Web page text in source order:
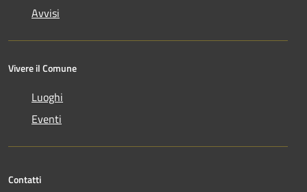
Avvisi
Vivere il Comune
Luoghi
Eventi
Contatti